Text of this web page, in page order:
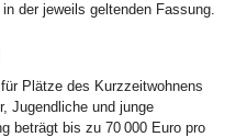
der jeweils geltenden Fassung.
Plätze des Kurzzeitwohnens
Jugendliche und junge
beträgt bis zu 70 000 Euro pro